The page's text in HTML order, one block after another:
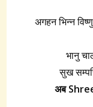
अगहन भिन्न
भानु
सुख
अब